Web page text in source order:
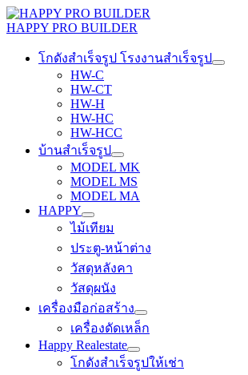
Skip
to
HAPPY PRO BUILDER
โกดังสำเร็จรูป โรงงานสำเร็จรูป
HW-C
HW-CT
HW-H
HW-HC
HW-HCC
บ้านสำเร็จรูป
MODEL MK
MODEL MS
MODEL MA
HAPPY
ไม้เทียม
ประตู-หน้าต่าง
วัสดุหลังคา
วัสดุผนัง
เครื่องมือก่อสร้าง
เครื่องดัดเหล็ก
Happy Realestate
โกดังสำเร็จรูปให้เช่า